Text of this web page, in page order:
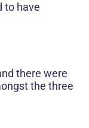
to have
there were
the three